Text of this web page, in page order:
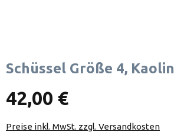
Schüssel Größe 4, Kaolin
42,00 €
Preise inkl. MwSt. zzgl. Versandkosten